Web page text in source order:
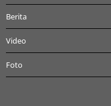
Berita
Video
Foto